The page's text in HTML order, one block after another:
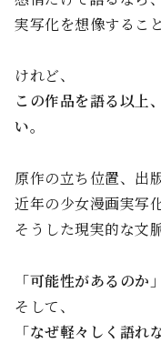
実写化を想像するこ
けれど、
この作品を語る以上
い。
原作の立ち位置、出
近年の少女漫画実
そうした現実的な文
「可能性があるのか
そして、
「なぜ軽々しく語れ